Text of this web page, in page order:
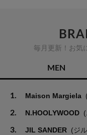
毎月更新！お気
MEN
1. Maison Margiela
2. N.HOOLYWOOD
3. JIL SANDER (ジ